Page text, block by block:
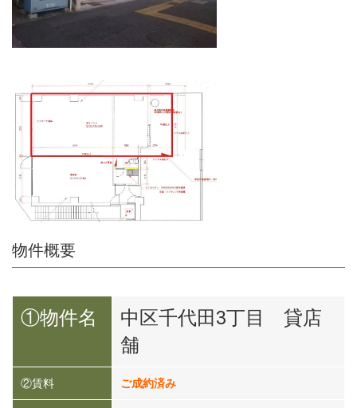
物件概要
①物件名
中区千代田3丁目 貸店
舗
②賃料 ご成約済み